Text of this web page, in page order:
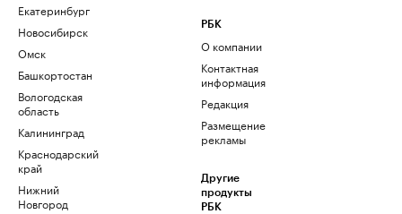
Екатеринбург
Новосибирск
Омск
Башкортостан
Вологодская
область
Калининград
Краснодарский
край
Нижний
Новгород
РБК
О компании
Контактная
информация
Редакция
Размещение
рекламы
Другие
продукты
РБК